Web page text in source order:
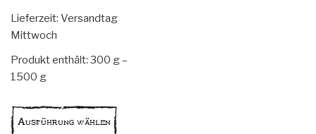
Lieferzeit: Versandtag
Mittwoch
Produkt enthält: 300 g–
1500 g
Ausführung wählen